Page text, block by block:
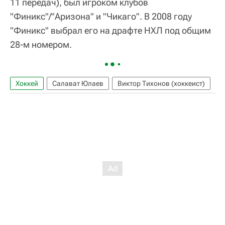
11 передач), был игроком клубов
"Финикс"/"Аризона" и "Чикаго". В 2008 году
"Финикс" выбрал его на драфте НХЛ под общим
28-м номером.
Хоккей Салават Юлаев Виктор Тихонов (хоккеист)